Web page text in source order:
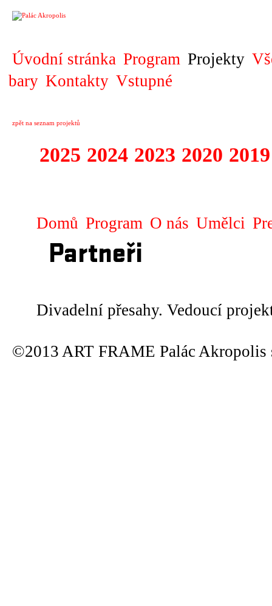
Úvodní stránka Program Projekty
bary Kontakty Vstupné
zpět na seznam projektů
2025 2024 2023 2020 2019
Domů Program O nás Umělci
Partneři
Divadelní přesahy. Vedoucí
©2013 ART FRAME Palác Akropolis